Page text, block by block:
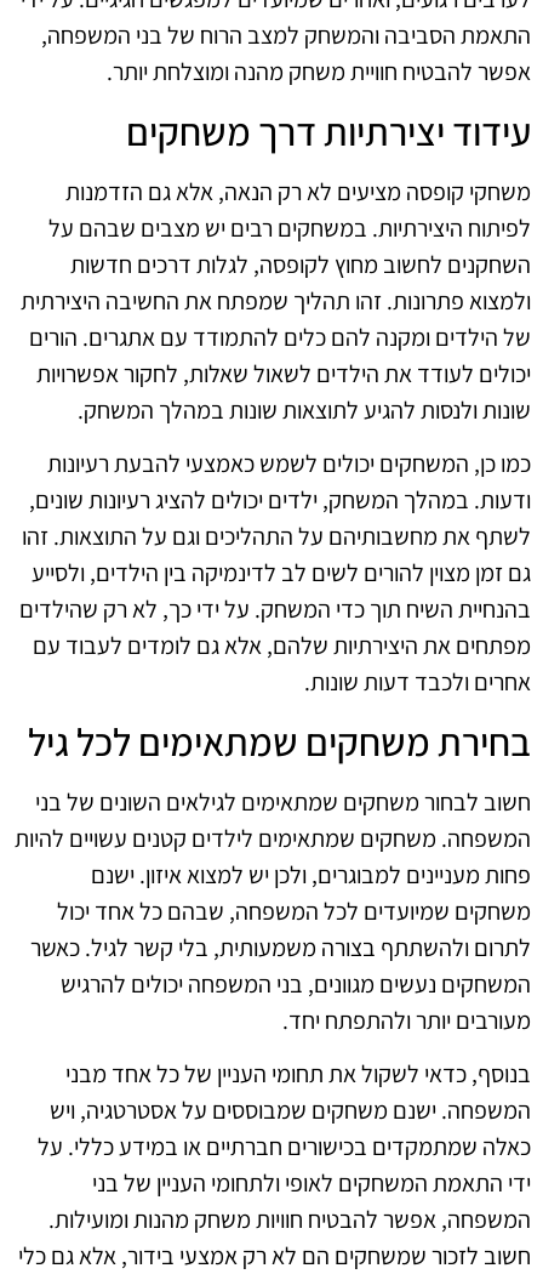
התאמת הסביבה והמשחק למצב הרוח של בני המשפחה,
אפשר להבטיח חוויית משחק מהנה ומוצלחת יותר.
עידוד יצירתיות דרך משחקים
משחקי קופסה מציעים לא רק הנאה, אלא גם הזדמנות
לפיתוח היצירתיות. במשחקים רבים יש מצבים שבהם על
השחקנים לחשוב מחוץ לקופסה, לגלות דרכים חדשות
ולמצוא פתרונות. זהו תהליך שמפתח את החשיבה היצירתית
של הילדים ומקנה להם כלים להתמודד עם אתגרים. הורים
יכולים לעודד את הילדים לשאול שאלות, לחקור אפשרויות
שונות ולנסות להגיע לתוצאות שונות במהלך המשחק.
כמו כן, המשחקים יכולים לשמש כאמצעי להבעת רעיונות
ודעות. במהלך המשחק, ילדים יכולים להציג רעיונות שונים,
לשתף את מחשבותיהם על התהליכים וגם על התוצאות. זהו
גם זמן מצוין להורים לשים לב לדינמיקה בין הילדים, ולסייע
בהנחיית השיח תוך כדי המשחק. על ידי כך, לא רק שהילדים
מפתחים את היצירתיות שלהם, אלא גם לומדים לעבוד עם
אחרים ולכבד דעות שונות.
בחירת משחקים שמתאימים לכל גיל
חשוב לבחור משחקים שמתאימים לגילאים השונים של בני
המשפחה. משחקים שמתאימים לילדים קטנים עשויים להיות
פחות מעניינים למבוגרים, ולכן יש למצוא איזון. ישנם
משחקים שמיועדים לכל המשפחה, שבהם כל אחד יכול
לתרום ולהשתתף בצורה משמעותית, בלי קשר לגיל. כאשר
המשחקים נעשים מגוונים, בני המשפחה יכולים להרגיש
מעורבים יותר ולהתפתח יחד.
בנוסף, כדאי לשקול את תחומי העניין של כל אחד מבני
המשפחה. ישנם משחקים שמבוססים על אסטרטגיה, ויש
כאלה שמתמקדים בכישורים חברתיים או במידע כללי. על
ידי התאמת המשחקים לאופי ולתחומי העניין של בני
המשפחה, אפשר להבטיח חוויות משחק מהנות ומועילות.
חשוב לזכור שמשחקים הם לא רק אמצעי בידור, אלא גם כלי